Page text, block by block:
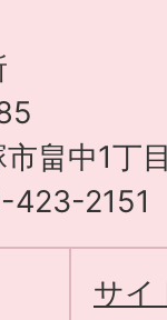
畠中1丁
423-2151
サイ